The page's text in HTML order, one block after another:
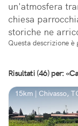
un'atmosfera
chiesa
storiche ne
Questa descrizione è
Risultati (46) per:
15km | Chivasso,